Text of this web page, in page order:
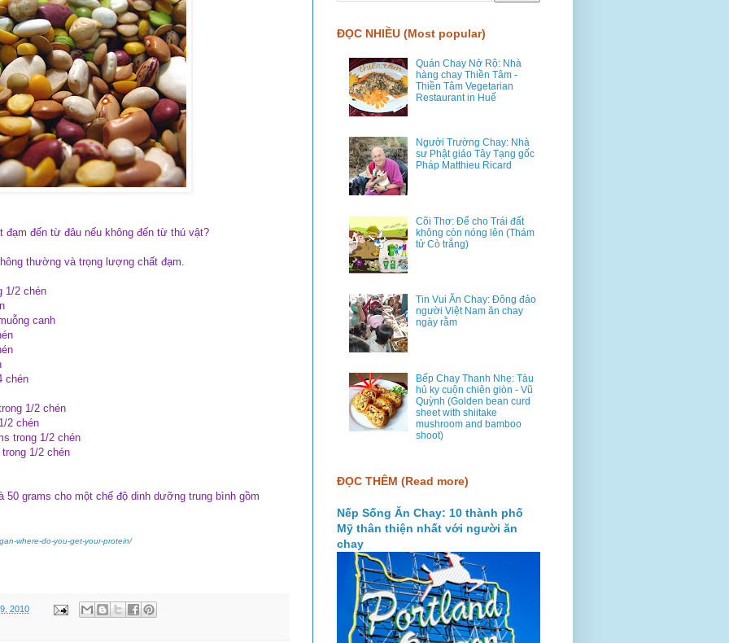
đến từ đâu nếu không đến từ thú vật?
thường và trọng lượng chất đạm.
1/2 chén
canh
chén
1/2 chén
2 chén
trong 1/2 chén
1/2 chén
50 grams cho một chế độ dinh dưỡng trung bình gồm
where-do-you-get-your-protein/
2010
ĐỌC NHIỀU (Most popular)
Quán Chay Nở Rộ: Nhà
hàng chay Thiền Tâm -
Thiền Tâm Vegetarian
Restaurant in Huế
Người Trường Chay: Nhà
sư Phật giáo Tây Tạng gốc
Pháp Matthieu Ricard
Cõi Thơ: Để cho Trái đất
không còn nóng lên (Thám
tử Cò trắng)
Tin Vui Ăn Chay: Đông đảo
người Việt Nam ăn chay
ngày rằm
Bếp Chay Thanh Nhẹ: Tàu
hủ ky cuộn chiên giòn - Vũ
Quỳnh (Golden bean curd
sheet with shiitake
mushroom and bamboo
shoot)
ĐỌC THÊM (Read more)
Nếp Sống Ăn Chay: 10 thành phố
Mỹ thân thiện nhất với người ăn
chay